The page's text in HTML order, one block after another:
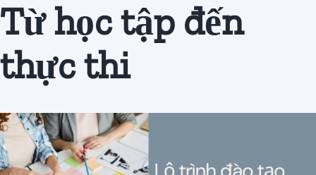
Đăng
ký
Từ học tập đến
thực thi